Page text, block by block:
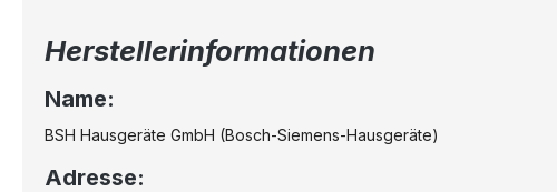
Herstellerinformationen
Name:
BSH Hausgeräte GmbH (Bosch-Siemens-Hausgeräte)
Adresse: